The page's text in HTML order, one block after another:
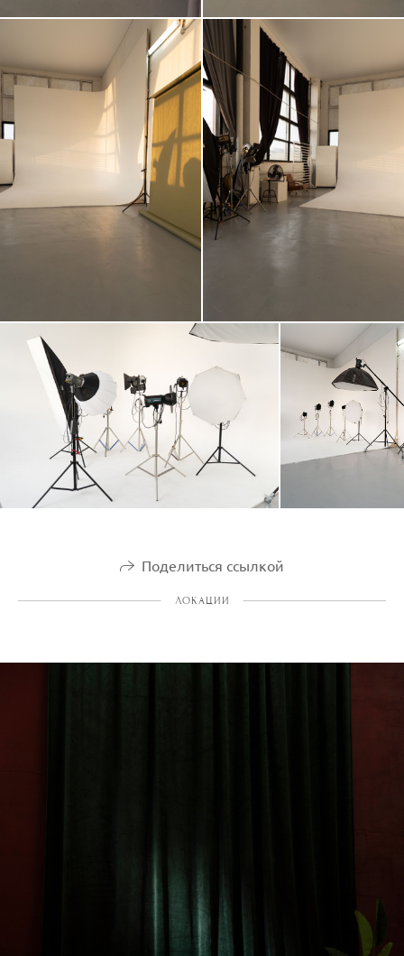
Поделиться ссылкой
ЛОКАЦИИ